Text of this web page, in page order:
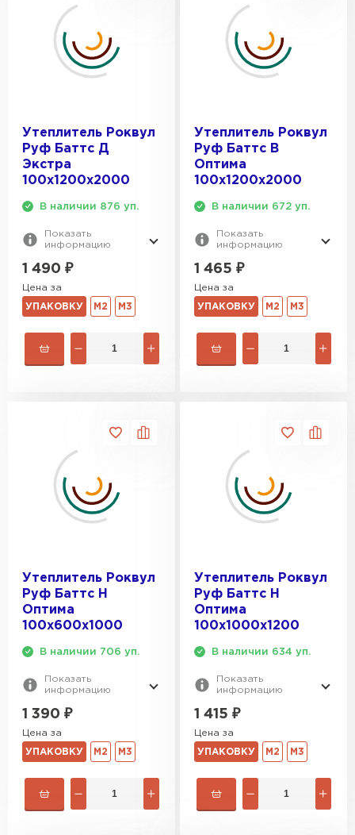
Утеплитель Роквул
Руф Баттс Д
Экстра
100х1200х2000
В наличии 876 уп.
Показать
информацию
1 490 ₽
Цена за
УПАКОВКУ М2 М3
Утеплитель Роквул
Руф Баттс В
Оптима
100х1200х2000
В наличии 672 уп.
Показать
информацию
1 465 ₽
Цена за
УПАКОВКУ М2 М3
Утеплитель Роквул
Руф Баттс Н
Оптима
100х600х1000
В наличии 706 уп.
Показать
информацию
1 390 ₽
Цена за
УПАКОВКУ М2 М3
Утеплитель Роквул
Руф Баттс Н
Оптима
100х1000х1200
В наличии 634 уп.
Показать
информацию
1 415 ₽
Цена за
УПАКОВКУ М2 М3